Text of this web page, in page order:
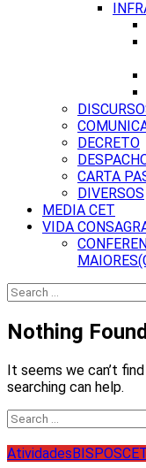
DECRETO
CARTA
DIVERSOS
MEDIA CET
VIDA
Search
for:
Nothing Found
It seems we can’t
searching can help.
Search
for:
AtividadesBISPOS